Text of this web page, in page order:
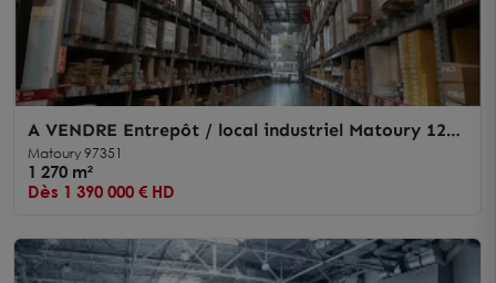
A VENDRE Entrepôt / local industriel Matoury 1270
m2
Matoury 97351
1 270 m²
Dès 1 390 000 € HD